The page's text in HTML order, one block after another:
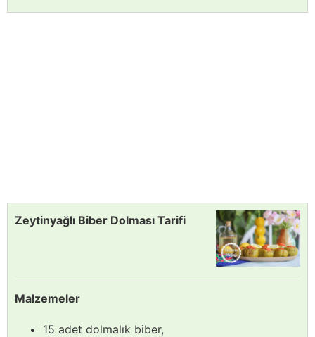
Zeytinyağlı Biber Dolması Tarifi
Malzemeler
15 adet dolmalık biber,